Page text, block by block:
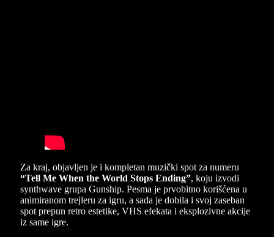
Za kraj, objavljen je i kompletan muzički spot za numeru
“Tell Me When the World Stops Ending”, koju izvodi
synthwave grupa Gunship. Pesma je prvobitno korišćena u
animiranom trejleru za igru, a sada je dobila i svoj zaseban
spot prepun retro estetike, VHS efekata i eksplozivne akcije
iz same igre.